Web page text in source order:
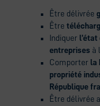
Être délivrée
Être
Indiquer
entreprises à
Comporter la
propriété
République
Être délivrée